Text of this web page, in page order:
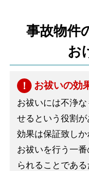
事故物件
お
お祓いの効
お祓いには不浄
せるという役割
効果は保証致しか
お祓いを行う一
られることであ